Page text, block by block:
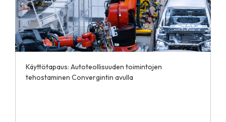
Käyttötapaus: Autoteollisuuden toimintojen
tehostaminen Convergintin avulla